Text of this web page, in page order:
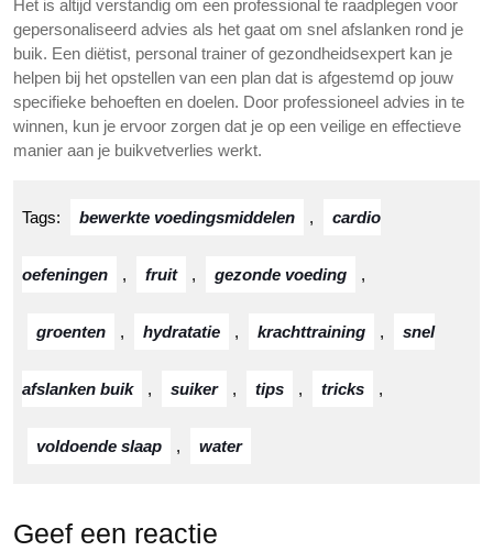
Het is altijd verstandig om een professional te raadplegen voor
gepersonaliseerd advies als het gaat om snel afslanken rond je
buik. Een diëtist, personal trainer of gezondheidsexpert kan je
helpen bij het opstellen van een plan dat is afgestemd op jouw
specifieke behoeften en doelen. Door professioneel advies in te
winnen, kun je ervoor zorgen dat je op een veilige en effectieve
manier aan je buikvetverlies werkt.
Tags: bewerkte voedingsmiddelen , cardio
oefeningen , fruit , gezonde voeding ,
groenten , hydratatie , krachttraining , snel
afslanken buik , suiker , tips , tricks ,
voldoende slaap , water
Geef een reactie